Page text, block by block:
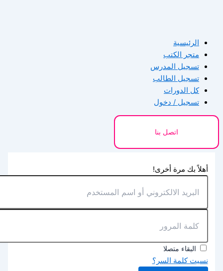
الرئيسية
متجر الكتب
تسجيل المدرس
تسجيل الطالب
كل الدورات
تسجيل / دخول
اتصل بنا
أهلاً بك مرة أخرى!
البقاء متصلا
نسيت كلمة السر؟